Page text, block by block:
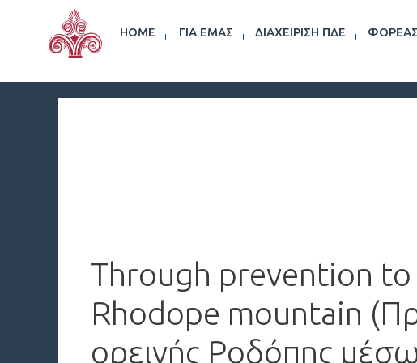
HOME ΓΙΑ ΕΜΆΣ ΔΙΑΧΕΊΡΙΣΗ ΠΔΕ
Through prevention
Rhodope mountain
ορεινής Ροδόπης